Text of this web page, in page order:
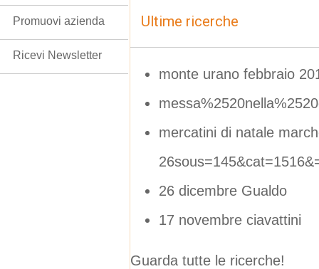
Ultime ricerche
monte urano febbraio
mercatini di natale
26 dicembre Gualdo
17 novembre ciavattini
Guarda tutte le ricerche!
Promuovi azienda
Ricevi Newsletter